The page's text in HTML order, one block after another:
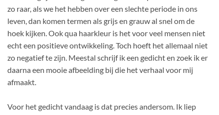
zo raar, als we het hebben over een slechte periode in ons
leven, dan komen termen als grijs en grauw al snel om de
hoek kijken. Ook qua haarkleur is het voor veel mensen niet
echt een positieve ontwikkeling. Toch hoeft het allemaal niet
zo negatief te zijn. Meestal schrijf ik een gedicht en zoek ik er
daarna een mooie afbeelding bij die het verhaal voor mij
afmaakt.
Voor het gedicht vandaag is dat precies andersom. Ik liep